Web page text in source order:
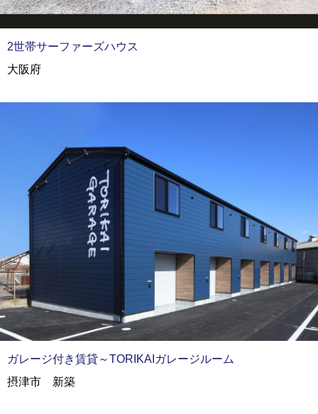
2世帯サーファーズハウス
大阪府
ガレージ付き賃貸～TORIKAIガレージルーム
摂津市 新築